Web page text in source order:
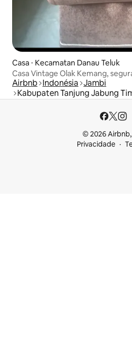
Casa ⋅ Kecamatan Danau Teluk
Casa Vintage Olak Kemang,
amplo estacionamento
Airbnb Indonésia Jambi
Kabupaten Tanjung Jabung
© 2026 Airbnb,
Privacidade